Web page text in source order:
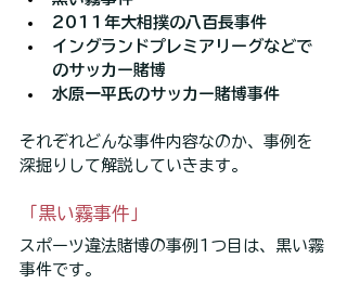
2011年大相撲の八百長事件
イングランドプレミアリーグなどで
のサッカー賭博
水原一平氏のサッカー賭博事件
それぞれどんな事件内容なのか、事例を
深掘りして解説していきます。
「黒い霧事件」
スポーツ違法賭博の事例1つ目は、黒い霧
事件です。